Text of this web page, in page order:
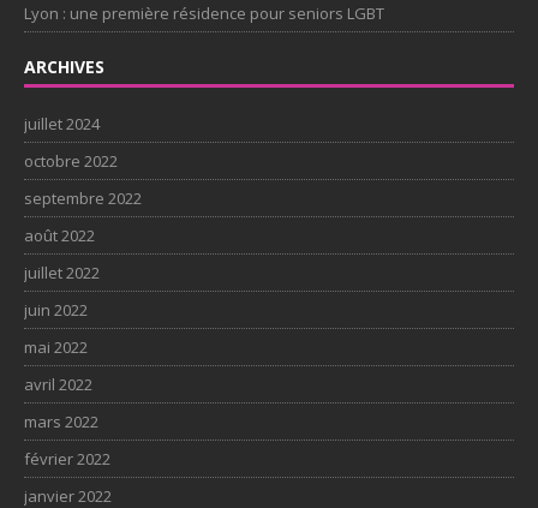
Lyon : une première résidence pour seniors LGBT
ARCHIVES
juillet 2024
octobre 2022
septembre 2022
août 2022
juillet 2022
juin 2022
mai 2022
avril 2022
mars 2022
février 2022
janvier 2022